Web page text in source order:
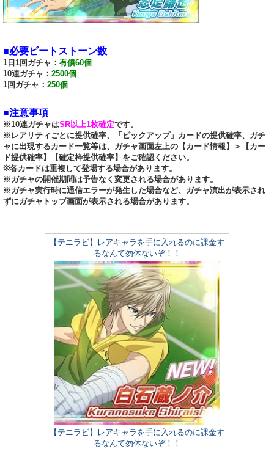
■必要ビートストーン数
1日1回ガチャ： 有償60個
10連ガチャ： 2500個
1回ガチャ： 250個
■注意事項
※10連ガチャはSR以上1枚確定です。
※レアリティごとに提供確率、「ピックアップ」カードの提供確率、ガチ
ャに出現するカード一覧等は、ガチャ画面左上の【カード情報】＞【カー
ド提供確率】【確定枠提供確率】をご確認ください。
※各カードは重複して登場する場合があります。
※ガチャの開催期間は予告なく変更される場合があります。
※ガチャ実行時に通信エラーが発生した場合など、ガチャ演出が表示され
ずにガチャトップ画面が表示される場合があります。
【テニラビ】レアキャラを手に入れるのに課金す
るなんて勿体ないぞ！！
【テニラビ】レアキャラを手に入れるのに課金す
るなんて勿体ないぞ！！